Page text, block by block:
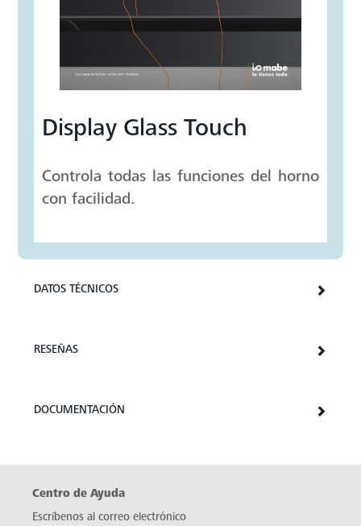
Display Glass Touch
Controla todas las funciones del horno
con facilidad.
DATOS TÉCNICOS
RESEÑAS
DOCUMENTACIÓN
Centro de Ayuda
Escríbenos al correo electrónico